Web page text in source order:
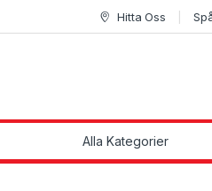
Hitta Oss